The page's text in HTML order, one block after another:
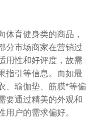
体育健身类的商品，
分市场商家在营销过
用性和好评度，故需
指引等信息。而如最
、瑜伽垫、筋膜*等偏
要通过精美的外观和
用户的需求偏好。